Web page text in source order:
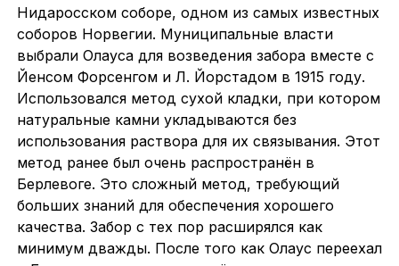
Нидаросском соборе, одном из самых известных
соборов Норвегии. Муниципальные власти
выбрали Олауса для возведения забора вместе с
Йенсом Форсенгом и Л. Йорстадом в 1915 году.
Использовался метод сухой кладки, при котором
натуральные камни укладываются без
использования раствора для их связывания. Этот
метод ранее был очень распространён в
Берлевоге. Это сложный метод, требующий
больших знаний для обеспечения хорошего
качества. Забор с тех пор расширялся как
минимум дважды. После того как Олаус переехал